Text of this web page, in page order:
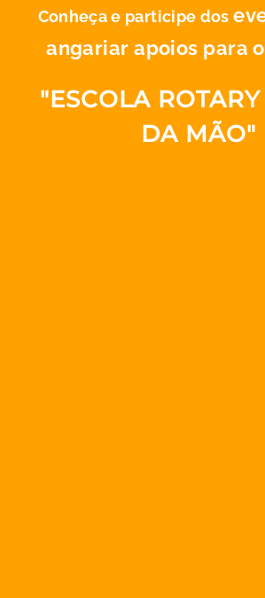
LA PALMA
CONTACTO
Conheça e participe dos
angariar apoios para
"ESCOLA
DA MÃO"